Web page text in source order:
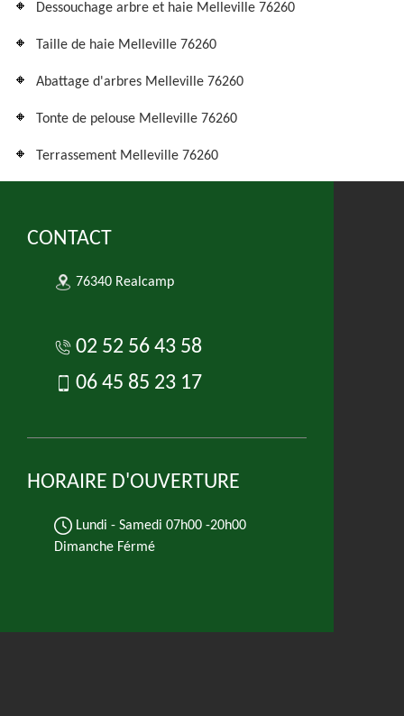
Dessouchage arbre et haie Melleville 76260
Taille de haie Melleville 76260
Abattage d'arbres Melleville 76260
Tonte de pelouse Melleville 76260
Terrassement Melleville 76260
CONTACT
76340 Realcamp
02 52 56 43 58
06 45 85 23 17
HORAIRE D'OUVERTURE
Lundi - Samedi 07h00 -20h00
Dimanche Férmé